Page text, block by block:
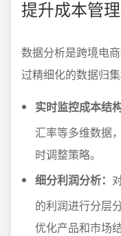
提升成本管
数据分析是跨境电
过精细化的数据归
实时监控成本结构
汇率等多维数据
时调整策略。
细分利润分析：
的利润进行分层
优化产品和市场结